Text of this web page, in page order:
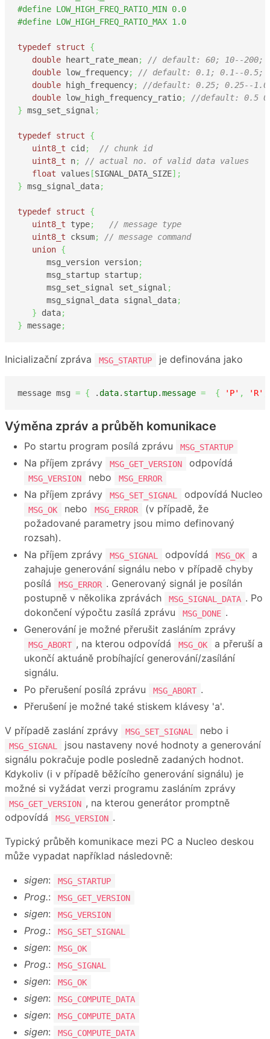
#define LOW_HIGH_FREQ_RATIO_MIN 0.0
#define LOW_HIGH_FREQ_RATIO_MAX 1.0
typedef struct
{
double heart_rate_mean;
// default: 60; 10--200;
double low_frequency;
// default: 0.1; 0.1--0.5;
double high_frequency;
//default: 0.25; 0.25--
double low_high_frequency_ratio;
//default: 0.5
} msg_set_signal ;
typedef struct
{
uint8_t cid ;
// chunk id
uint8_t n;
// actual no. of valid data values
float values [SIGNAL_DATA_SIZE] ;
} msg_signal_data;
typedef struct
{
uint8_t type;
// message type
uint8_t cksum;
// message command
union {
      msg_version version
;
      msg_startup startup
;
      msg_set_signal set_signal
;
      msg_signal_data signal_data
;
} data;
} message;
Inicializační zpráva MSG_STARTUP je definována jako
message msg = { .data. startup.message = { 'P' , 'R'
Výměna zpráv a průběh komunikace
Po startu program posílá zprávu MSG_STARTUP
Na příjem zprávy MSG_GET_VERSION odpovídá
MSG_VERSION nebo MSG_ERROR
Na příjem zprávy MSG_SET_SIGNAL odpovídá Nucleo
MSG_OK nebo MSG_ERROR
(v případě, že
požadované parametry jsou mimo definovaný
rozsah).
Na příjem zprávy
MSG_SIGNAL odpovídá MSG_OK
a
zahajuje generování signálu nebo v případě chyby
posílá
MSG_ERROR . Generovaný signál je posílán
postupně v několika zprávách
MSG_SIGNAL_DATA . Po
dokončení výpočtu zasílá zprávu
MSG_DONE .
Generování je možné přerušit zasláním zprávy
MSG_ABORT , na kterou odpovídá MSG_OK
a přeruší a
ukončí aktuáně probíhající generování/zasílání
signálu.
Po přerušení posílá zprávu
MSG_ABORT .
Přerušení je možné také stiskem klávesy 'a'.
V případě zaslání zprávy
MSG_SET_SIGNAL nebo i
MSG_SIGNAL
jsou nastaveny nové hodnoty a generování
signálu pokračuje podle posledně zadaných hodnot.
Kdykoliv (i v případě běžícího generování signálu) je
možné si vyžádat verzi programu zasláním zprávy
MSG_GET_VERSION , na kterou generátor promptně
odpovídá
MSG_VERSION .
Typický průběh komunikace mezi PC a Nucleo deskou
může vypadat například následovně:
sigen: MSG_STARTUP
Prog.: MSG_GET_VERSION
sigen: MSG_VERSION
Prog.: MSG_SET_SIGNAL
sigen: MSG_OK
Prog.: MSG_SIGNAL
sigen: MSG_OK
sigen: MSG_COMPUTE_DATA
sigen: MSG_COMPUTE_DATA
sigen: MSG_COMPUTE_DATA